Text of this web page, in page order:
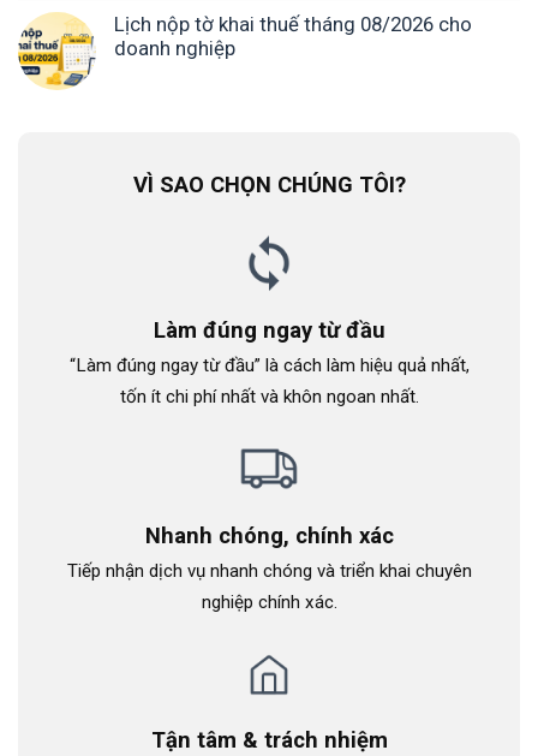
Lịch nộp tờ khai thuế tháng 08/2026 cho
doanh nghiệp
VÌ SAO CHỌN CHÚNG TÔI?
Làm đúng ngay từ đầu
“Làm đúng ngay từ đầu” là cách làm hiệu quả nhất,
tốn ít chi phí nhất và khôn ngoan nhất.
Nhanh chóng, chính xác
Tiếp nhận dịch vụ nhanh chóng và triển khai chuyên
nghiệp chính xác.
Tận tâm & trách nhiệm